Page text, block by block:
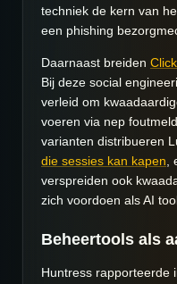
techniek de kern van
een phishing
Daarnaast breiden
Bij deze social
verleid om
voeren via nep
varianten distribueren
die sessies kan kapen,
verspreiden ook
zich voordoen als AI
Beheertools als
Huntress rapporteerde